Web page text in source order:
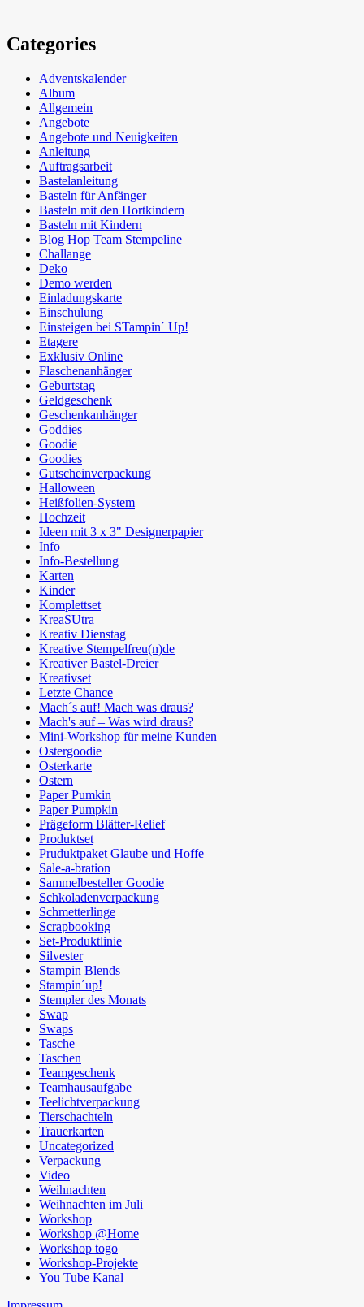
Categories
Adventskalender
Album
Allgemein
Angebote
Angebote und Neuigkeiten
Anleitung
Auftragsarbeit
Bastelanleitung
Basteln für Anfänger
Basteln mit den Hortkindern
Basteln mit Kindern
Blog Hop Team Stempeline
Challange
Deko
Demo werden
Einladungskarte
Einschulung
Einsteigen bei STampin´ Up!
Etagere
Exklusiv Online
Flaschenanhänger
Geburtstag
Geldgeschenk
Geschenkanhänger
Goddies
Goodie
Goodies
Gutscheinverpackung
Halloween
Heißfolien-System
Hochzeit
Ideen mit 3 x 3" Designerpapier
Info
Info-Bestellung
Karten
Kinder
Komplettset
KreaSUtra
Kreativ Dienstag
Kreative Stempelfreu(n)de
Kreativer Bastel-Dreier
Kreativset
Letzte Chance
Mach´s auf! Mach was draus?
Mach's auf – Was wird draus?
Mini-Workshop für meine Kunden
Ostergoodie
Osterkarte
Ostern
Paper Pumkin
Paper Pumpkin
Prägeform Blätter-Relief
Produktset
Pruduktpaket Glaube und Hoffe
Sale-a-bration
Sammelbesteller Goodie
Schkoladenverpackung
Schmetterlinge
Scrapbooking
Set-Produktlinie
Silvester
Stampin Blends
Stampin´up!
Stempler des Monats
Swap
Swaps
Tasche
Taschen
Teamgeschenk
Teamhausaufgabe
Teelichtverpackung
Tierschachteln
Trauerkarten
Uncategorized
Verpackung
Video
Weihnachten
Weihnachten im Juli
Workshop
Workshop @Home
Workshop togo
Workshop-Projekte
You Tube Kanal